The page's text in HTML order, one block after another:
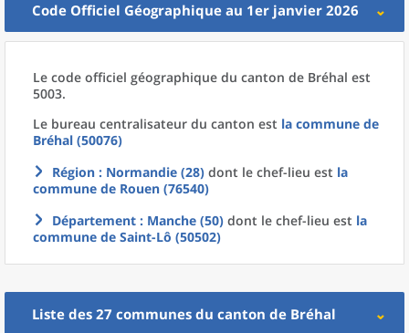
Code Officiel Géographique au 1er janvier 2026
Le code officiel géographique du canton de Bréhal est
5003.
Le bureau centralisateur du canton est la commune de
Bréhal (50076)
Région : Normandie (28) dont le chef-lieu est la
commune de Rouen (76540)
Département : Manche (50) dont le chef-lieu est la
commune de Saint-Lô (50502)
Liste des 27 communes du canton de Bréhal